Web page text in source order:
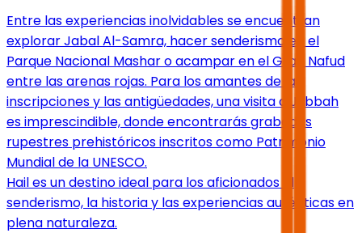
Entre las experiencias inolvidables se encuentran
explorar Jabal Al-Samra, hacer senderismo en el
Parque Nacional Mashar o acampar en el Gran Nafud
entre las arenas rojas. Para los amantes de las
inscripciones y las antigüedades, una visita a Jubbah
es imprescindible, donde encontrarás grabados
rupestres prehistóricos inscritos como Patrimonio
Mundial de la UNESCO.
Hail es un destino ideal para los aficionados al
senderismo, la historia y las experiencias auténticas en
plena naturaleza.